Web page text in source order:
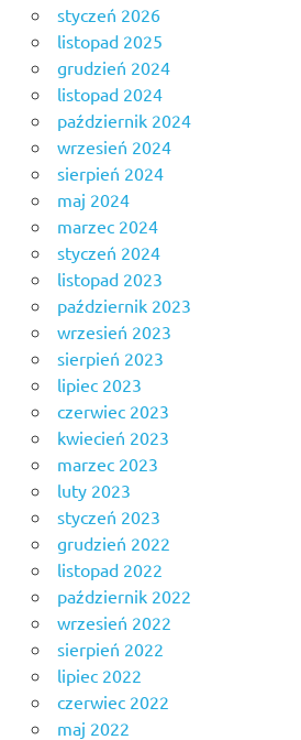
styczeń 2026
listopad 2025
grudzień 2024
listopad 2024
październik 2024
wrzesień 2024
sierpień 2024
maj 2024
marzec 2024
styczeń 2024
listopad 2023
październik 2023
wrzesień 2023
sierpień 2023
lipiec 2023
czerwiec 2023
kwiecień 2023
marzec 2023
luty 2023
styczeń 2023
grudzień 2022
listopad 2022
październik 2022
wrzesień 2022
sierpień 2022
lipiec 2022
czerwiec 2022
maj 2022